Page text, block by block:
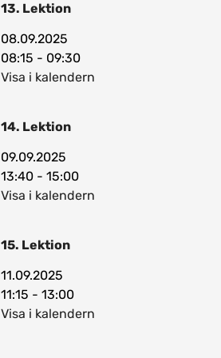
13. Lektion
08.09.2025
08:15 - 09:30
Visa i kalendern
14. Lektion
09.09.2025
13:40 - 15:00
Visa i kalendern
15. Lektion
11.09.2025
11:15 - 13:00
Visa i kalendern